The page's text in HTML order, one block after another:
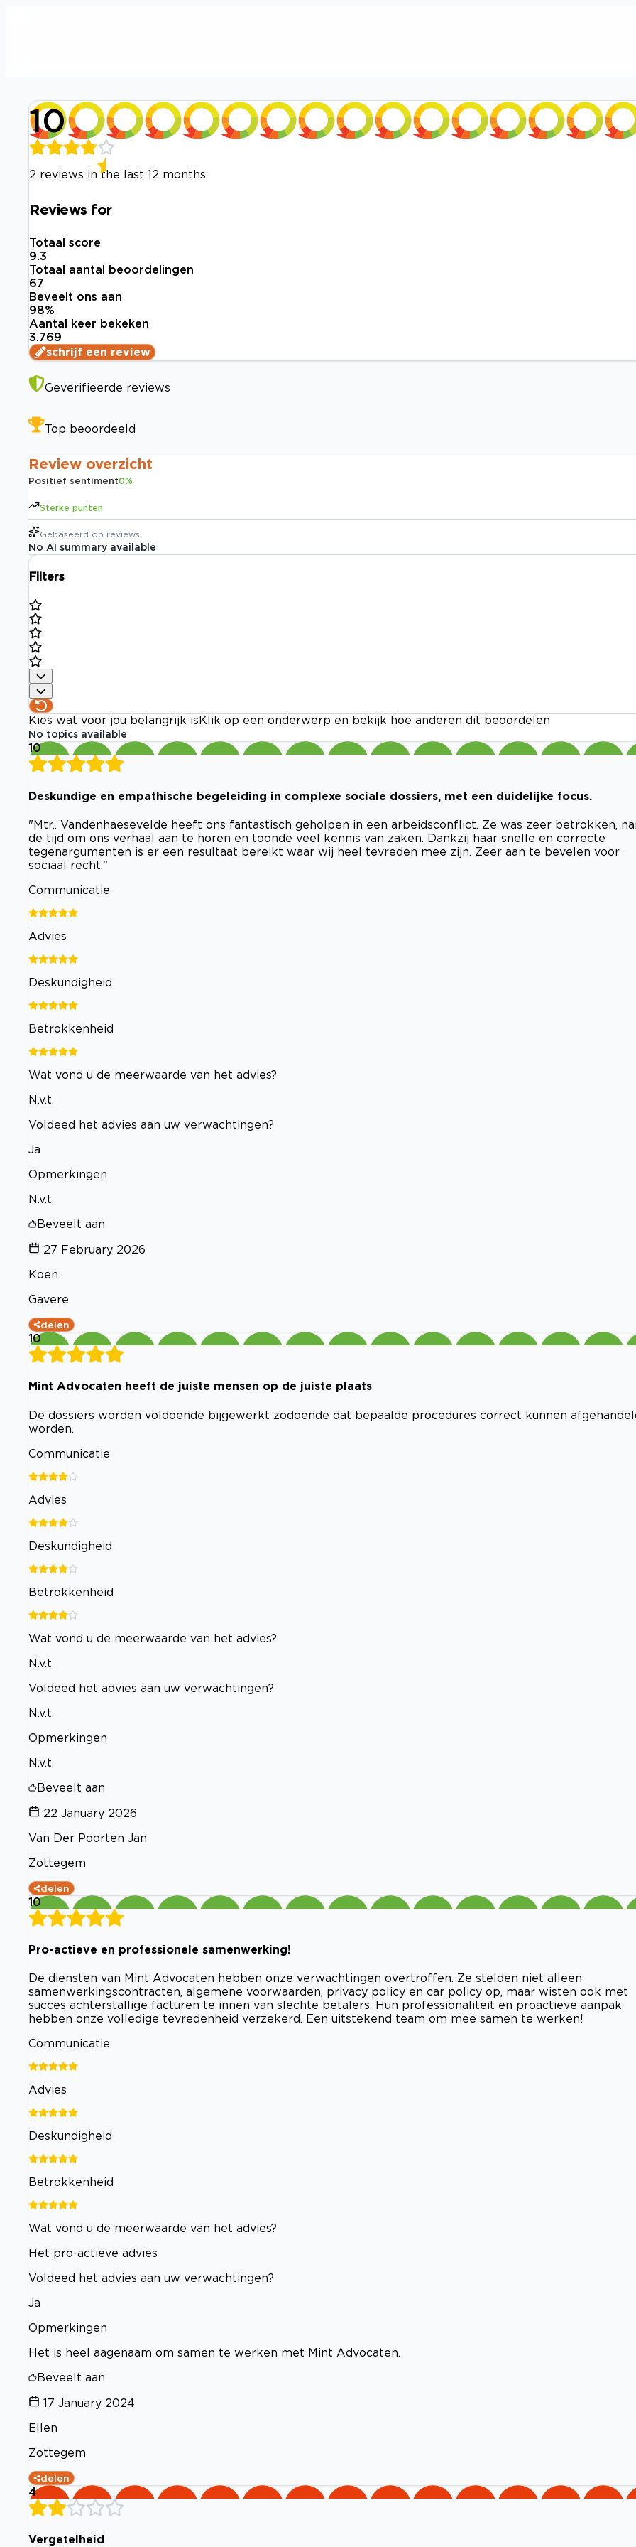
10
2 reviews in the last 12 months
Reviews for
Totaal score
9.3
Totaal aantal beoordelingen
67
Beveelt ons aan
98%
Aantal keer bekeken
3.769
schrijf een review
Geverifieerde reviews
Top beoordeeld
Review overzicht
Positief sentiment0%
Sterke punten
Gebaseerd op reviews
No AI summary available
Filters
Kies wat voor jou belangrijk is Klik op een onderwerp en bekijk hoe anderen dit beoordelen
No topics available
10
Deskundige en empathische begeleiding in complexe sociale dossiers, met een duidelijke focus.
"Mtr.. Vandenhaesevelde heeft ons fantastisch geholpen in een arbeidsconflict. Ze was zeer betrokken,
de tijd om ons verhaal aan te horen en toonde veel kennis van zaken. Dankzij haar snelle en correcte
tegenargumenten is er een resultaat bereikt waar wij heel tevreden mee zijn. Zeer aan te bevelen voor
sociaal recht."
Communicatie
Advies
Deskundigheid
Betrokkenheid
Wat vond u de meerwaarde van het advies?
N.v.t.
Voldeed het advies aan uw verwachtingen?
Ja
Opmerkingen
N.v.t.
Beveelt aan
27 February 2026
Koen
Gavere
delen
10
Mint Advocaten heeft de juiste mensen op de juiste plaats
De dossiers worden voldoende bijgewerkt zodoende dat bepaalde procedures correct kunnen
worden.
Communicatie
Advies
Deskundigheid
Betrokkenheid
Wat vond u de meerwaarde van het advies?
N.v.t.
Voldeed het advies aan uw verwachtingen?
N.v.t.
Opmerkingen
N.v.t.
Beveelt aan
22 January 2026
Van Der Poorten Jan
Zottegem
delen
10
Pro-actieve en professionele samenwerking!
De diensten van Mint Advocaten hebben onze verwachtingen overtroffen. Ze stelden niet alleen
samenwerkingscontracten, algemene voorwaarden, privacy policy en car policy op, maar wisten ook met
succes achterstallige facturen te innen van slechte betalers. Hun professionaliteit en proactieve aanpak
hebben onze volledige tevredenheid verzekerd. Een uitstekend team om mee samen te werken!
Communicatie
Advies
Deskundigheid
Betrokkenheid
Wat vond u de meerwaarde van het advies?
Het pro-actieve advies
Voldeed het advies aan uw verwachtingen?
Ja
Opmerkingen
Het is heel aagenaam om samen te werken met Mint Advocaten.
Beveelt aan
17 January 2024
Ellen
Zottegem
delen
4
Vergetelheid